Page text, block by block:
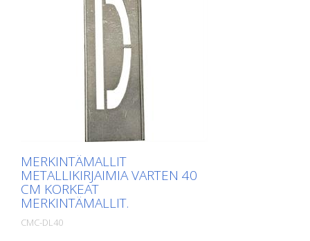
MERKINTÄMALLIT
METALLIKIRJAIMIA VARTEN 40
CM KORKEAT
MERKINTÄMALLIT.
CMC-DL40